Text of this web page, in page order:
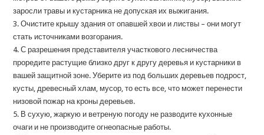
заросли травы и кустарника не допуская их выжигания.
3. Очистите крышу здания от опавшей хвои и листвы – они могут
стать источниками возгорания.
4. С разрешения представителя участкового лесничества
проредите растущие близко друг к другу деревья и кустарники в
вашей защитной зоне. Уберите из под больших деревьев подрост,
кусты, древесный хлам, мусор, то есть все, что может перенести
низовой пожар на кроны деревьев.
5. В сухую, жаркую и ветреную погоду не разводите кухонные
очаги и не производите огнеопасные работы.